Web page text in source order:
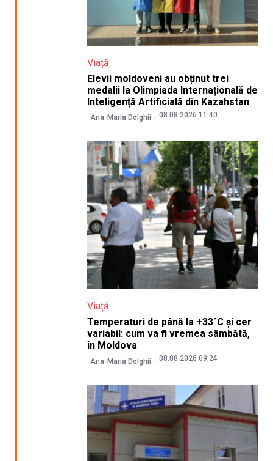
Viață
Elevii moldoveni au obținut trei
medalii la Olimpiada Internațională de
Inteligență Artificială din Kazahstan
Ana-Maria Dolghii 08.08.2026 11:40
Viață
Temperaturi de până la +33°C și cer
variabil: cum va fi vremea sâmbătă,
în Moldova
Ana-Maria Dolghii 08.08.2026 09:24